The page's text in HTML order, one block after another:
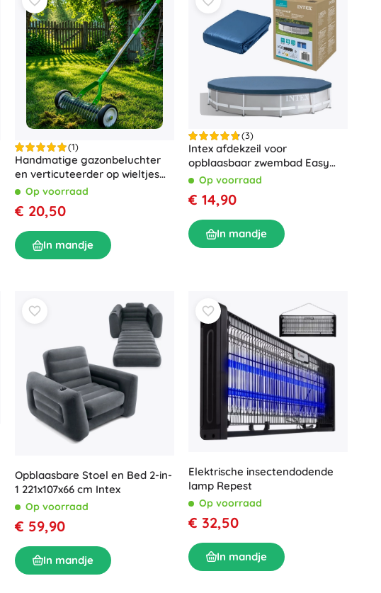
(1)
Handmatige gazonbeluchter
en verticuteerder op wieltjes
met handschoenen
Op voorraad
€ 20,50
In mandje
(3)
Intex afdekzeil voor
opblaasbaar zwembad Easy
Set 366 cm
Op voorraad
€ 14,90
In mandje
Opblaasbare Stoel en Bed 2-in-
1 221x107x66 cm Intex
Op voorraad
€ 59,90
In mandje
Elektrische insectendodende
lamp Repest
Op voorraad
€ 32,50
In mandje